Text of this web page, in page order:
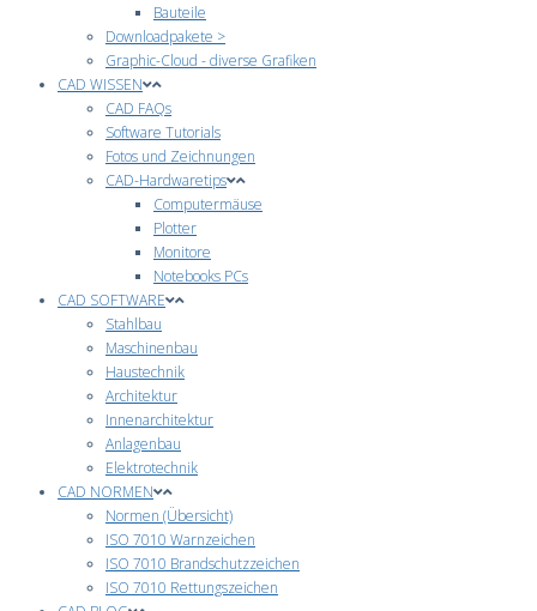
Bauteile
Downloadpakete >
Graphic-Cloud - diverse Grafiken
CAD WISSEN
CAD FAQs
Software Tutorials
Fotos und Zeichnungen
CAD-Hardwaretips
Computermäuse
Plotter
Monitore
Notebooks PCs
CAD SOFTWARE
Stahlbau
Maschinenbau
Haustechnik
Architektur
Innenarchitektur
Anlagenbau
Elektrotechnik
CAD NORMEN
Normen (Übersicht)
ISO 7010 Warnzeichen
ISO 7010 Brandschutzzeichen
ISO 7010 Rettungszeichen